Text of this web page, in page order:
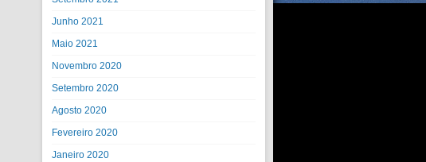
Junho 2021
Maio 2021
Novembro 2020
Setembro 2020
Agosto 2020
Fevereiro 2020
Janeiro 2020